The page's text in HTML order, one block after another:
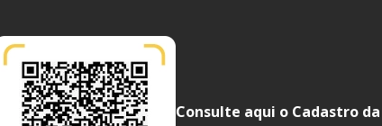
Consulte aqui o Cadastro da